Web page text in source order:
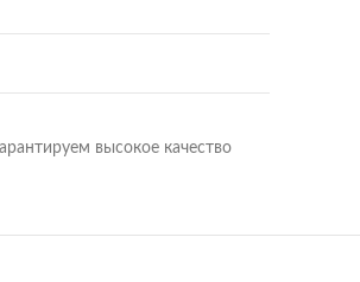
высокое качество